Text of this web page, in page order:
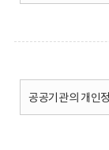
공공기관의 개인